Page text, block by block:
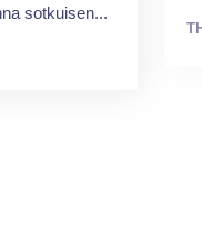
sotkuisen...